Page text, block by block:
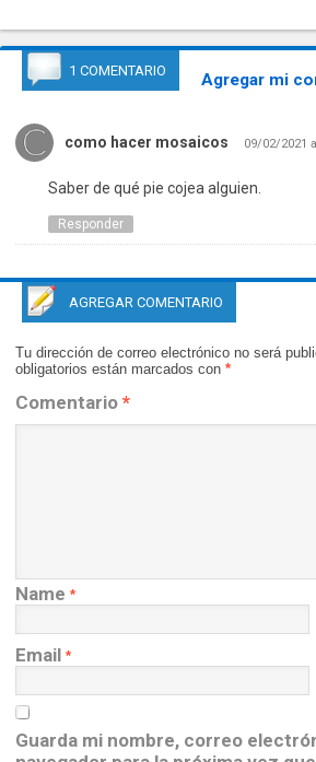
1 COMENTARIO Agregar mi
como hacer mosaicos 09/02/2021
Saber de qué pie cojea alguien.
Responder
AGREGAR COMENTARIO
Tu dirección de correo electrónico no será
obligatorios están marcados con *
Comentario *
Name *
Email *
Guarda mi nombre, correo